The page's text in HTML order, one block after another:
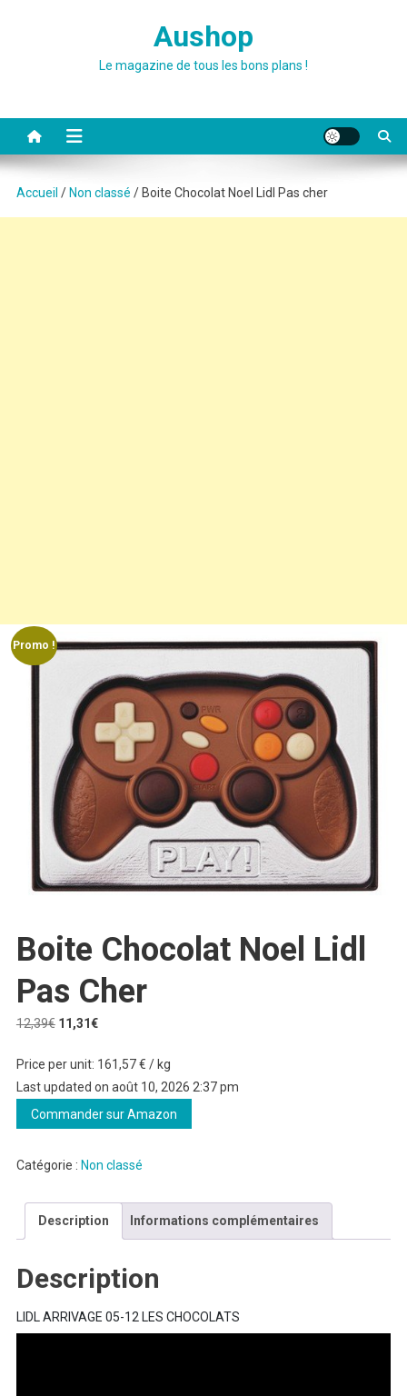
Aushop
Le magazine de tous les bons plans !
Accueil / Non classé / Boite Chocolat Noel Lidl Pas cher
Promo !
Boite Chocolat Noel Lidl
Pas Cher
12,39€ Le
initial
était :
12,39€.
11,31€Le
actuel
est :
11,31€.
Price per unit: 161,57 € / kg
Last updated on août 10, 2026 2:37 pm
Commander sur Amazon
Catégorie : Non classé
Description Informations complémentaires
Description
LIDL ARRIVAGE 05-12 LES CHOCOLATS